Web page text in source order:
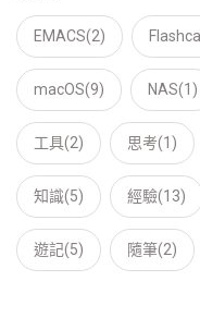
EMACS(2)
macOS(9) NAS(1)
工具(2) 思考(1)
知識(5) 經驗(13)
遊記(5) 隨筆(2)